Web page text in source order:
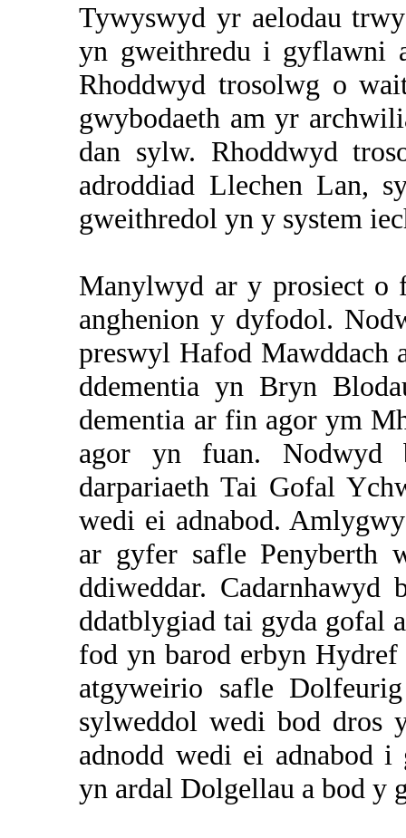
Tywyswyd yr aelodau
yn gweithredu i gyflawni
Rhoddwyd trosolwg o
gwybodaeth am yr
dan sylw. Rhoddwyd
adroddiad Llechen Lan,
gweithredol yn y system
Manylwyd ar y prosiect o
anghenion y dyfodol.
preswyl Hafod Mawddach
ddementia yn Bryn
dementia ar fin agor ym
agor yn fuan. Nodwyd
darpariaeth Tai Gofal
wedi ei adnabod.
ar gyfer safle Penyberth
ddiweddar.
ddatblygiad tai gyda gofal
fod yn barod erbyn
atgyweirio safle Dolfeurig
sylweddol wedi bod dros
adnodd wedi ei adnabod
yn ardal Dolgellau a bod y